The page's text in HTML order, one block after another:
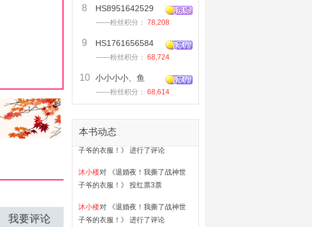
我要评论
8 HS8951642529
——粉丝积分： 78,208
9 HS1761656584
——粉丝积分： 68,724
10 小小小小、鱼
——粉丝积分： 68,614
本书动态
沐小楼对 《退婚夜！我撕了战神世
子爷的衣服！》 投红票3票
子爷的衣服！》 进行了评论